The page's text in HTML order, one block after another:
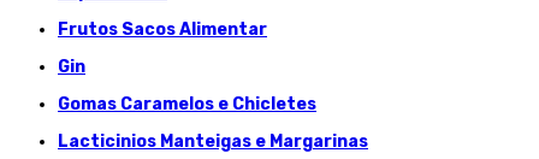
Frutos Sacos Alimentar
Gin
Gomas Caramelos e Chicletes
Lacticinios Manteigas e Margarinas